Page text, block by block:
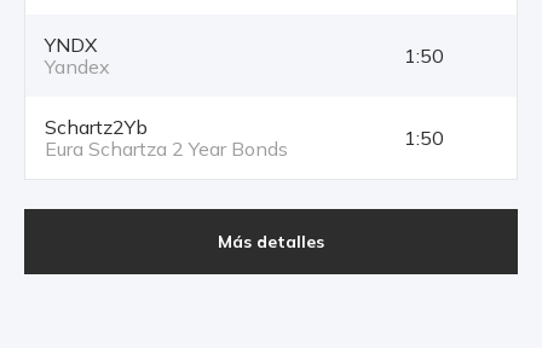
YNDX
Yandex
1:50
Schartz2Yb
Eura Schartza 2 Year Bonds
1:50
Más detalles